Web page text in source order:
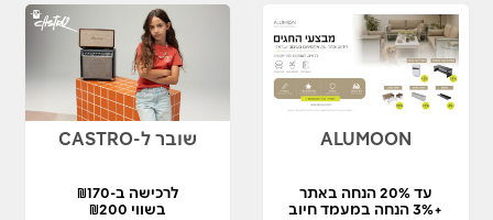
ALUMOON
עד 20% הנחה באתר
+3% הנחה במעמד חיוב
שובר ל-CASTRO
לרכישה ב-₪170
בשווי ₪200